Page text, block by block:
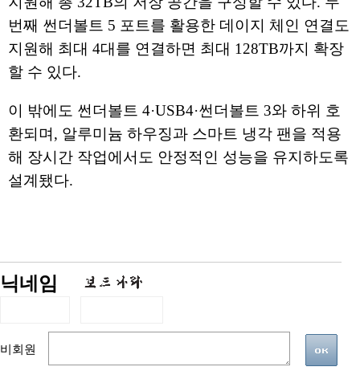
번째 썬더볼트 5 포트를 활용한 데이지 체인 연결도
지원해 최대 4대를 연결하면 최대 128TB까지 확장
할 수 있다.
이 밖에도 썬더볼트 4·USB4·썬더볼트 3와 하위 호
환되며, 알루미늄 하우징과 스마트 냉각 팬을 적용
해 장시간 작업에서도 안정적인 성능을 유지하도록
설계됐다.
닉네임
비회원